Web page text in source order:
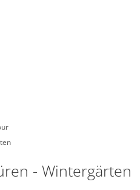
Gemeindebücherei
ESSEN & TRINKEN
Soziale Einrichtungen
- Wintergärten